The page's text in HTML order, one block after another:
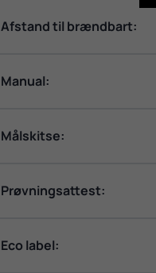
Afstand til brændbart:
Manual:
Målskitse:
Prøvningsattest:
Eco label: